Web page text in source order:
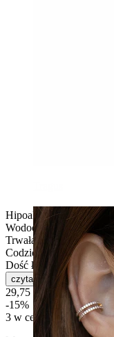
Hipoalergiczna
Wodoodporna
Trwała
Codzienne użytkowanie
Dość łatwe
czytaj więcej
29,75 zł35,00 zł
-15%
3 w cenie 2